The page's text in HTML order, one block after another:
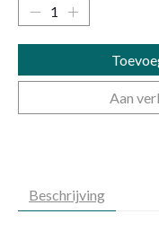
Aan
Beschrijving